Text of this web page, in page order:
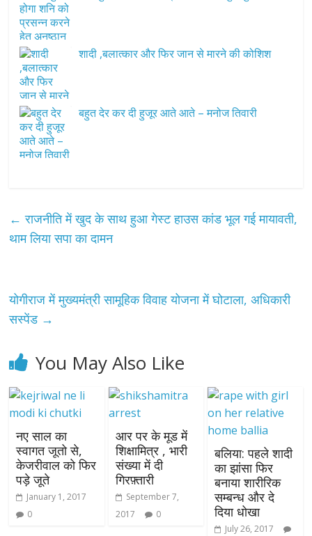
शादी ,बलात्कार और फिर जान से मारने की कोशिश
बहुत देर कर दी हुजूर आते आते – मनोज तिवारी
← राजनीति में खुद के साथ हुआ गेस्ट हाउस कांड भूल गई मायावती,
थाम लिया सपा का दामन
योगीराज में मुख्यमंत्री सामूहिक विवाह योजना में घोटाला, अधिकारी
सस्पेंड →
You May Also Like
नए साल का
स्वागत जूतो से,
केजरीवाल को फिर
पड़े जूते
January 1, 2017
0
आर पर के मूड में
शिक्षामित्र , भारी
संख्या में दी
गिरफ़्तारी
September 7,
2017
0
बलिया: पहले शादी
का झांसा फिर
बनाया शारीरिक
सम्बन्ध और दे
दिया धोखा
July 26, 2017